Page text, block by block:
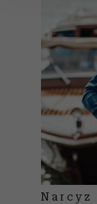
i reklam, aby
analizować
korzystasz z
Partnerzy
otrzymanymi
korzystania z ich
Narcyz